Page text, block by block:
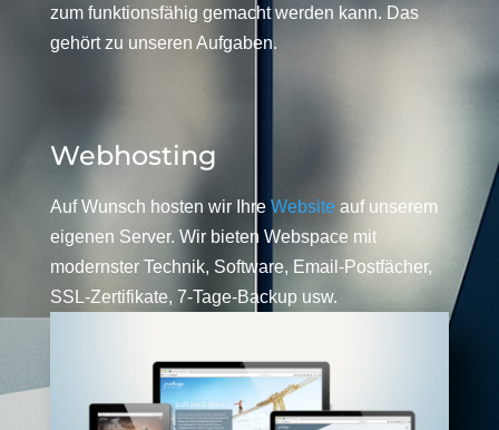
zum funktionsfähig gemacht werden kann. Das
gehört zu unseren Aufgaben.
Webhosting
Auf Wunsch hosten wir Ihre Website auf unserem
eigenen Server. Wir bieten Webspace mit
modernster Technik, Software, Email-Postfächer,
SSL-Zertifikate, 7-Tage-Backup usw.